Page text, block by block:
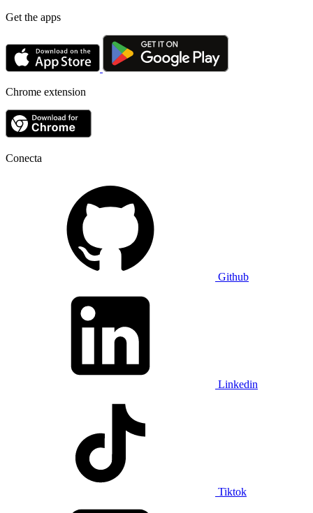
Get the apps
Chrome extension
Conecta
Github
Linkedin
Tiktok